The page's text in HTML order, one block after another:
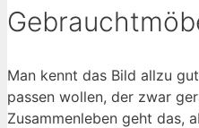
Man kennt das Bild allzu
passen wollen, der zwar
Zusammenleben geht das,